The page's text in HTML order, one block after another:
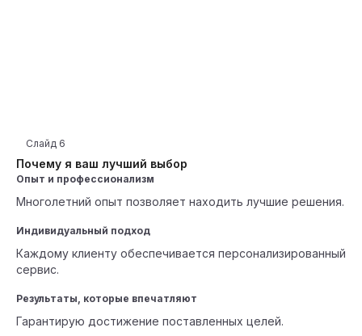
Почему я ваш лучший выбор
Слайд 6
Опыт и профессионализм
Многолетний опыт позволяет находить лучшие решения.
Индивидуальный подход
Каждому клиенту обеспечивается персонализированный
сервис.
Результаты, которые впечатляют
Гарантирую достижение поставленных целей.